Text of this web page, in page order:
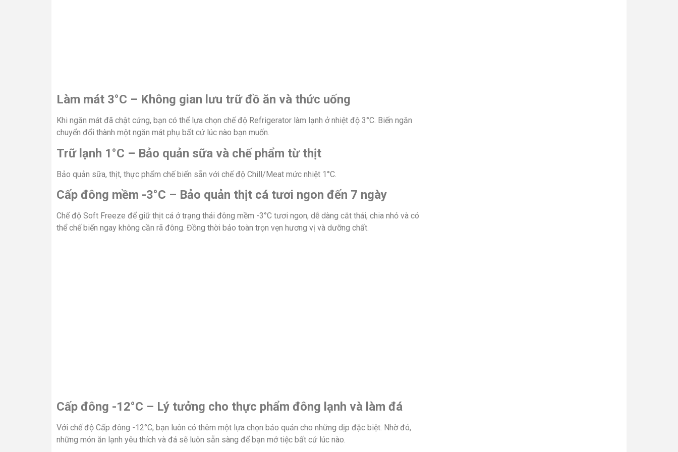
Làm mát 3°C – Không gian lưu trữ đồ ăn và thức uống
Khi ngăn mát đã chật cứng, bạn có thể lựa chọn chế độ Refrigerator làm lạnh ở nhiệt độ 3°C. Biến ngăn
chuyển đổi thành một ngăn mát phụ bất cứ lúc nào bạn muốn.
Trữ lạnh 1°C – Bảo quản sữa và chế phẩm từ thịt
Bảo quản sữa, thịt, thực phẩm chế biến sẵn với chế độ Chill/Meat mức nhiệt 1°C.
Cấp đông mềm -3°C – Bảo quản thịt cá tươi ngon đến 7 ngày
Chế độ Soft Freeze để giữ thịt cá ở trạng thái đông mềm -3°C tươi ngon, dễ dàng cắt thái, chia nhỏ và có
thể chế biến ngay không cần rã đông. Đồng thời bảo toàn trọn vẹn hương vị và dưỡng chất.
Cấp đông -12°C – Lý tưởng cho thực phẩm đông lạnh và làm đá
Với chế độ Cấp đông -12°C, bạn luôn có thêm một lựa chọn bảo quản cho những dịp đặc biệt. Nhờ đó,
những món ăn lạnh yêu thích và đá sẽ luôn sẵn sàng để bạn mở tiệc bất cứ lúc nào.